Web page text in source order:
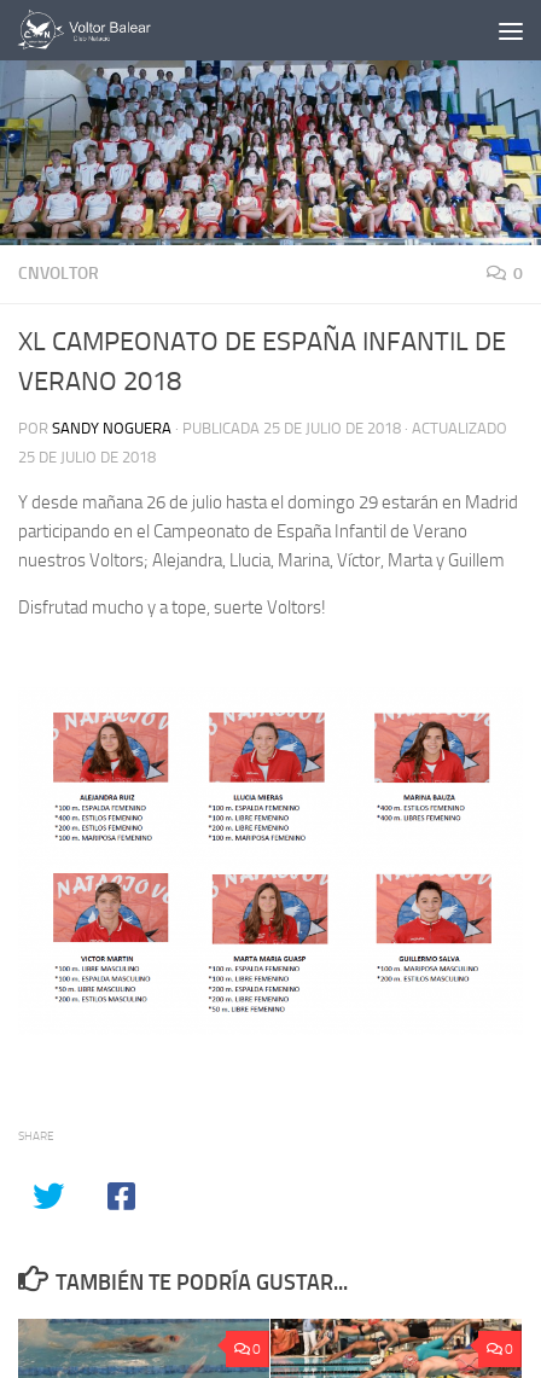
Saltar al contenido
CNVOLTOR 0
XL CAMPEONATO DE ESPAÑA INFANTIL DE
VERANO 2018
POR SANDY NOGUERA · PUBLICADA 25 DE JULIO DE 2018 · ACTUALIZADO
25 DE JULIO DE 2018
Y desde mañana 26 de julio hasta el domingo 29 estarán en Madrid
participando en el Campeonato de España Infantil de Verano
nuestros Voltors; Alejandra, Llucia, Marina, Víctor, Marta y Guillem
Disfrutad mucho y a tope, suerte Voltors!
SHARE
TAMBIÉN TE PODRÍA GUSTAR...
0 0